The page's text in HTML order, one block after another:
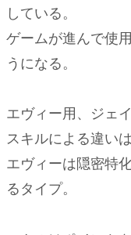
している。
ゲームが進んで使
うになる。
エヴィー用、ジェ
スキルによる違いは
エヴィーは隠密特
るタイプ。